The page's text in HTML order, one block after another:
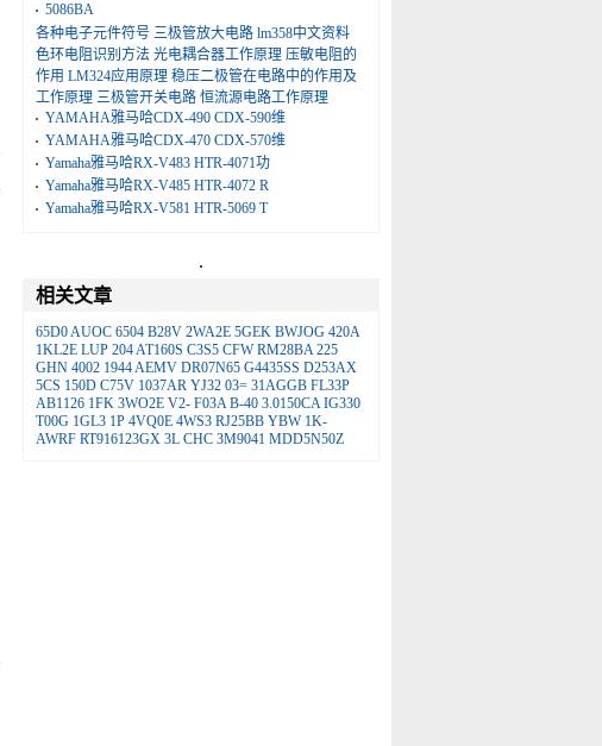
5086BA
各种电子元件符号 三极管放大电路 lm358中文资料
色环电阻识别方法 光电耦合器工作原理 压敏电阻的
作用 LM324应用原理 稳压二极管在电路中的作用及
工作原理 三极管开关电路 恒流源电路工作原理
YAMAHA雅马哈CDX-490 CDX-590维
YAMAHA雅马哈CDX-470 CDX-570维
Yamaha雅马哈RX-V483 HTR-4071功
Yamaha雅马哈RX-V485 HTR-4072 R
Yamaha雅马哈RX-V581 HTR-5069 T
.
相关文章
65D0AUOC 6504 B28V 2WA2E 5GEK BWJOG 420A
1KL2E LUP 204AT160S C3S5 CFW RM28BA 225
GHN 4002 1944AEMV DR07N65 G4435SS D253AX
5CS 150D C75V 1037AR YJ32 03= 31AGGB FL33P
AB1126 1FK 3WO2E V2- F03A B-40 3.0150CA IG330
T00G 1GL3 1P 4VQ0E 4WS3 RJ25BB YBW 1K-
AWRF RT916123GX 3L CHC 3M9041 MDD5N50Z